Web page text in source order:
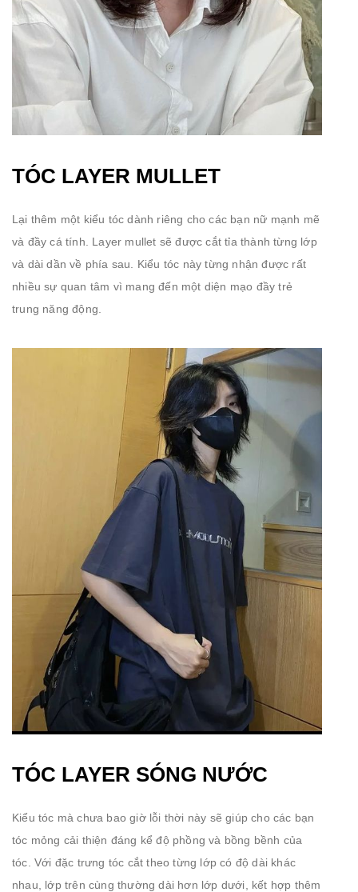
TÓC LAYER MULLET
Lại thêm một kiểu tóc dành riêng cho các bạn nữ mạnh mẽ
và đầy cá tính. Layer mullet sẽ được cắt tỉa thành từng lớp
và dài dần về phía sau. Kiểu tóc này từng nhận được rất
nhiều sự quan tâm vì mang đến một diện mạo đầy trẻ
trung năng động.
TÓC LAYER SÓNG NƯỚC
Kiểu tóc mà chưa bao giờ lỗi thời này sẽ giúp cho các bạn
tóc mỏng cải thiện đáng kể độ phồng và bồng bềnh của
tóc. Với đặc trưng tóc cắt theo từng lớp có độ dài khác
nhau, lớp trên cùng thường dài hơn lớp dưới, kết hợp thêm